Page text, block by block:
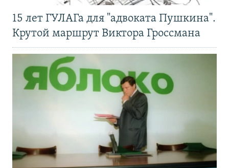
15 лет ГУЛАГа для "адвоката Пушкина".
Крутой маршрут Виктора Гроссмана